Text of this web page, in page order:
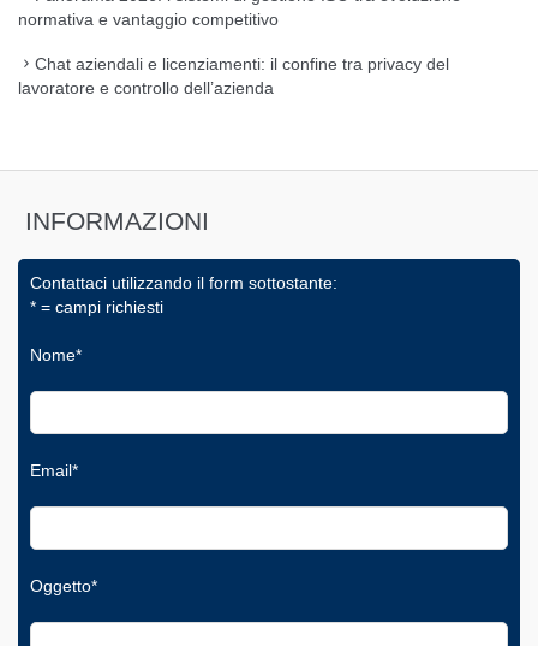
normativa e vantaggio competitivo
Chat aziendali e licenziamenti: il confine tra privacy del
lavoratore e controllo dell’azienda
INFORMAZIONI
Contattaci utilizzando il form sottostante:
* = campi richiesti
Nome*
Email*
Oggetto*